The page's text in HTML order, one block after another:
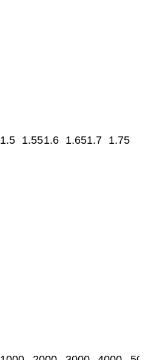
1.5 1.551.6 1.651.7 1.75